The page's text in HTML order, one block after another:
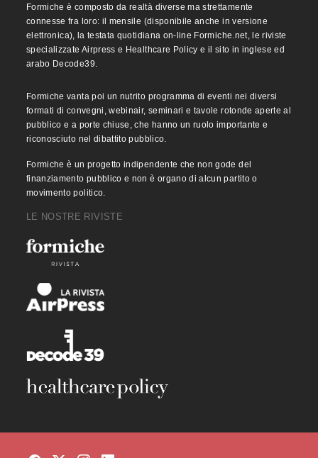
Formiche è composto da realtà diverse ma strettamente
connesse fra loro: il mensile (disponibile anche in versione
elettronica), la testata quotidiana on-line Formiche.net, le riviste
specializzate Airpress e Healthcare Policy e il sito in inglese ed
arabo Decode39.
Formiche vanta poi un nutrito programma di eventi nei diversi
formati di convegni, webinair, seminari e tavole rotonde aperte al
pubblico e a porte chiuse, che hanno un ruolo importante e
riconosciuto nel dibattito pubblico.
Formiche è un progetto indipendente che non gode del
finanziamento pubblico e non è organo di alcun partito o
movimento politico.
LE NOSTRE RIVISTE